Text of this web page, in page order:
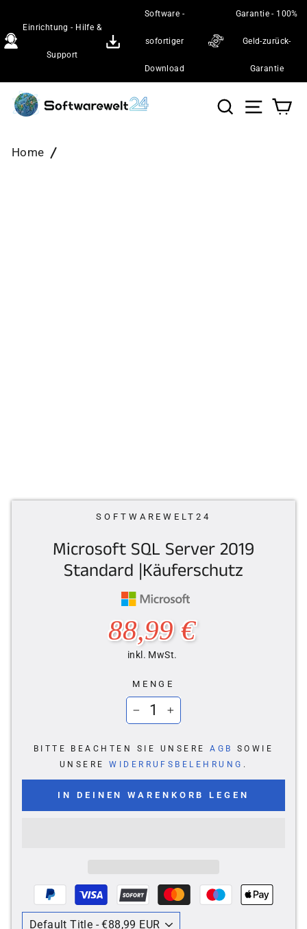
Inhalt
Einrichtung - Hilfe &
Support
Software -
sofortiger
Download
Garantie - 100%
Geld-zurück-
Garantie
Suche
Home
SOFTWAREWELT24
Microsoft SQL Server 2019
Standard |Käuferschutz
88,99 €
inkl. MwSt.
MENGE
BITTE BEACHTEN SIE UNSEREAGB
SOWIE
UNSEREWIDERRUFSBELEHRUNG .
IN DEINEN WARENKORB LEGEN